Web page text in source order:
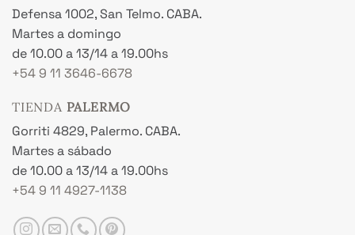
Defensa 1002, San Telmo. CABA.
Martes a domingo
de 10.00 a 13/14 a 19.00hs
+54 9 11 3646-6678
TIENDA PALERMO
Gorriti 4829, Palermo. CABA.
Martes a sábado
de 10.00 a 13/14 a 19.00hs
+54 9 11 4927-1138